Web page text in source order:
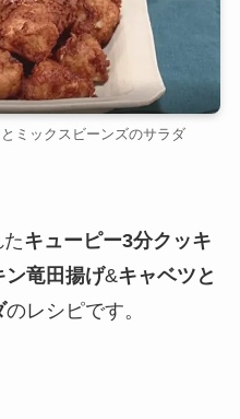
ミックスビーンズのサラダ
キューピー3分クッキ
ン竜田揚げ&キャベツと
のレシピです。